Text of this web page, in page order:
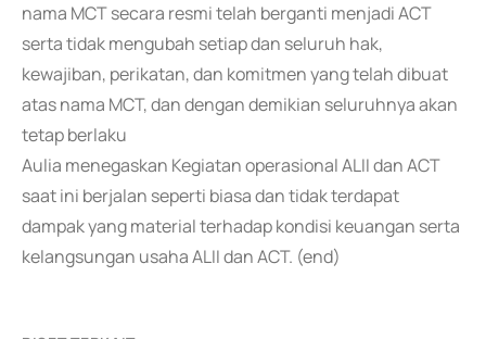
nama MCT secara resmi telah berganti menjadi ACT
serta tidak mengubah setiap dan seluruh hak,
kewajiban, perikatan, dan komitmen yang telah dibuat
atas nama MCT, dan dengan demikian seluruhnya akan
tetap berlaku
Aulia menegaskan Kegiatan operasional ALII dan ACT
saat ini berjalan seperti biasa dan tidak terdapat
dampak yang material terhadap kondisi keuangan serta
kelangsungan usaha ALII dan ACT. (end)